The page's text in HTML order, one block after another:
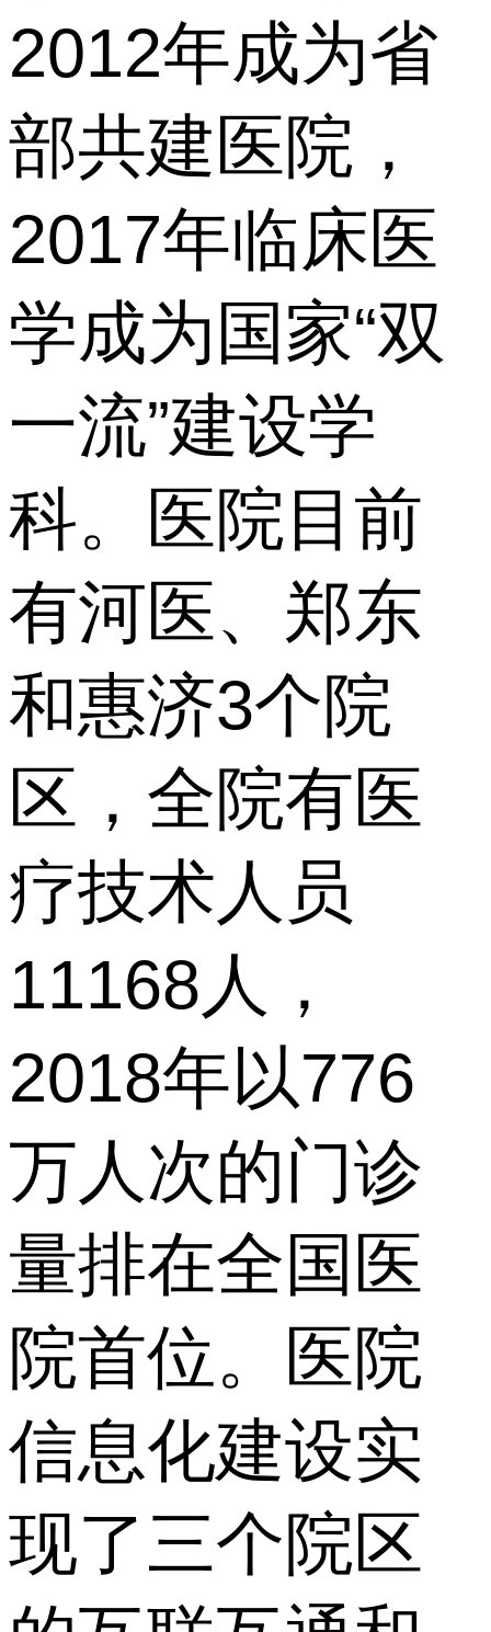
2012年成为省
部共建医院，
2017年临床医
学成为国家“双
一流”建设学
科。医院目前
有河医、郑东
和惠济3个院
区，全院有医
疗技术人员
11168人，
2018年以776
万人次的门诊
量排在全国医
院首位。医院
信息化建设实
现了三个院区